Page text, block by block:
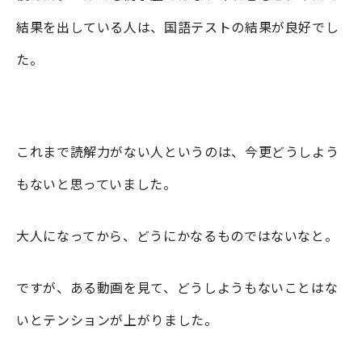
結果を出している人は、国語テストの結果が良好でし
た。
これまで読解力がない人というのは、今更どうしよう
もないと思っていました。
大人になってから、どうにかなるものではないなと。
ですが、ある動画を見て、どうしようもないことはな
いとテンションが上がりました。